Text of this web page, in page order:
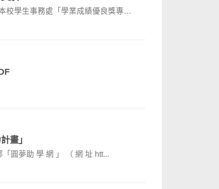
校學生事務處「學業成績優良獎專
畫」
圓夢助 學 網 」 （ 網 址 htt...